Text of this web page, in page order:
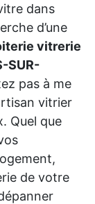
dans
d’une
vitrerie
SUR-
pas à me
vitrier
Quel que
de votre